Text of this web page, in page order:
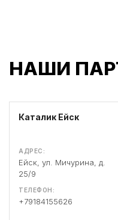
НАШИ
Каталик Ейск
АДРЕС:
Ейск, ул. Мичурина, д.
25/9
ТЕЛЕФОН:
+79184155626